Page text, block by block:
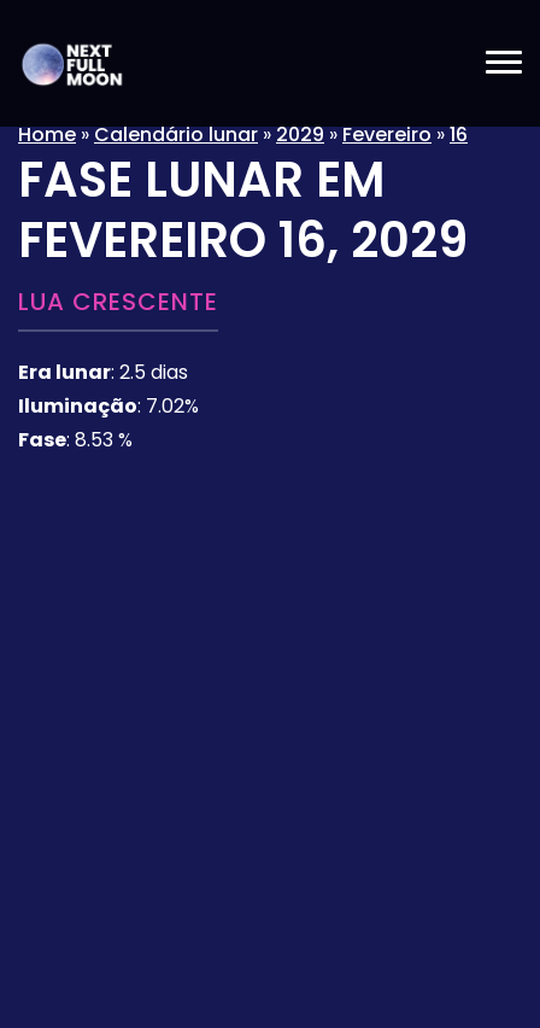
Home»Calendário lunar»2029»Fevereiro»16
FASE LUNAR EM
FEVEREIRO 16, 2029
LUA CRESCENTE
Era lunar: 2.5 dias
Iluminação: 7.02%
Fase: 8.53 %